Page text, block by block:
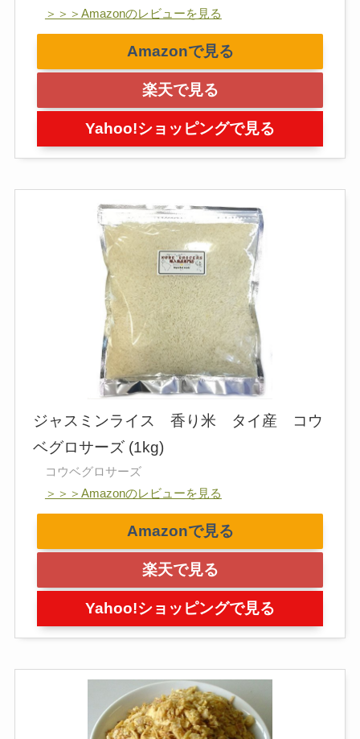
＞＞＞Amazonのレビューを見る
Amazonで見る
楽天で見る
Yahoo!ショッピングで見る
ジャスミンライス 香り米 タイ産 コウ
ベグロサーズ (1kg)
コウベグロサーズ
＞＞＞Amazonのレビューを見る
Amazonで見る
楽天で見る
Yahoo!ショッピングで見る